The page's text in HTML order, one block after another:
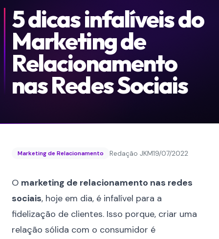
5 dicas infalíveis do
Marketing de
Relacionamento
nas Redes Sociais
Marketing de Relacionamento Redação JKM19/07/2022
O marketing de relacionamento nas redes
sociais, hoje em dia, é infalível para a
fidelização de clientes. Isso porque, criar uma
relação sólida com o consumidor é